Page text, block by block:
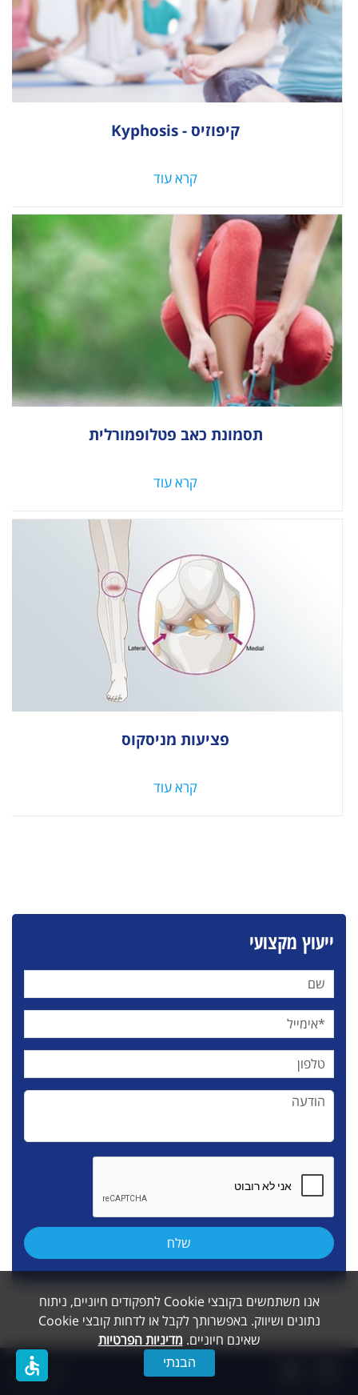
אנו משתמשים בקובצי Cookie לתפקודים חיוניים, ניתוח
נתונים ושיווק. באפשרותך לקבל או לדחות קובצי Cookie
שאינם חיוניים. מדיניות הפרטיות
הבנתי
קיפוזיס - Kyphosis
קרא עוד
תסמונת כאב פטלופמורלית
קרא עוד
פציעות מניסקוס
קרא עוד
ייעוץ מקצועי
accessible